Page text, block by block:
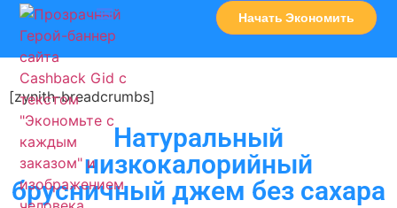
Начать Экономить
[zynith-breadcrumbs]
Натуральный
низкокалорийный
брусничный джем без сахара